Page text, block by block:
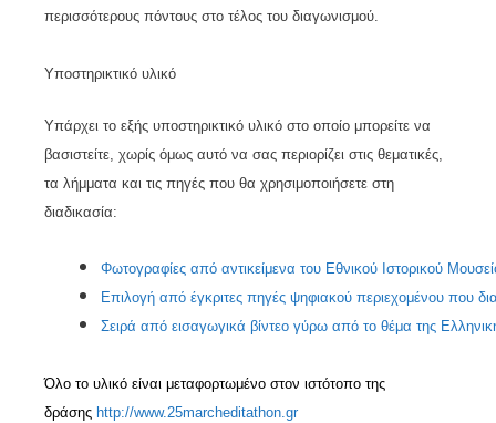
περισσότερους πόντους στο τέλος του διαγωνισμού.
Υποστηρικτικό υλικό
Υπάρχει το εξής υποστηρικτικό υλικό στο οποίο μπορείτε να
βασιστείτε, χωρίς όμως αυτό να σας περιορίζει στις θεματικές,
τα λήμματα και τις πηγές που θα χρησιμοποιήσετε στη
διαδικασία:
Φωτογραφίες από αντικείμενα του Εθνικού Ιστορικού
Επιλογή από έγκριτες πηγές ψηφιακού περιεχομένου που
Σειρά από εισαγωγικά βίντεο γύρω από το θέμα της
Όλο το υλικό είναι μεταφορτωμένο στον ιστότοπο της
δράσης http://www.25marcheditathon gr